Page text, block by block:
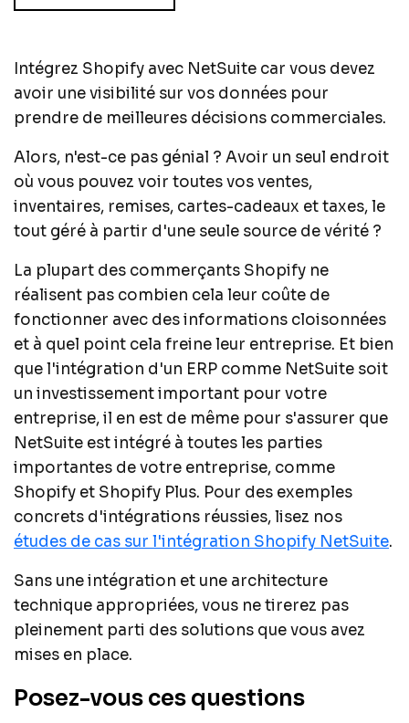
Intégrez Shopify avec NetSuite car vous devez
avoir une visibilité sur vos données pour
prendre de meilleures décisions commerciales.
Alors, n'est-ce pas génial ? Avoir un seul endroit
où vous pouvez voir toutes vos ventes,
inventaires, remises, cartes-cadeaux et taxes, le
tout géré à partir d'une seule source de vérité ?
La plupart des commerçants Shopify ne
réalisent pas combien cela leur coûte de
fonctionner avec des informations cloisonnées
et à quel point cela freine leur entreprise. Et bien
que l'intégration d'un ERP comme NetSuite soit
un investissement important pour votre
entreprise, il en est de même pour s'assurer que
NetSuite est intégré à toutes les parties
importantes de votre entreprise, comme
Shopify et Shopify Plus. Pour des exemples
concrets d'intégrations réussies, lisez nos
études de cas sur l'intégration Shopify NetSuite.
Sans une intégration et une architecture
technique appropriées, vous ne tirerez pas
pleinement parti des solutions que vous avez
mises en place.
Posez-vous ces questions